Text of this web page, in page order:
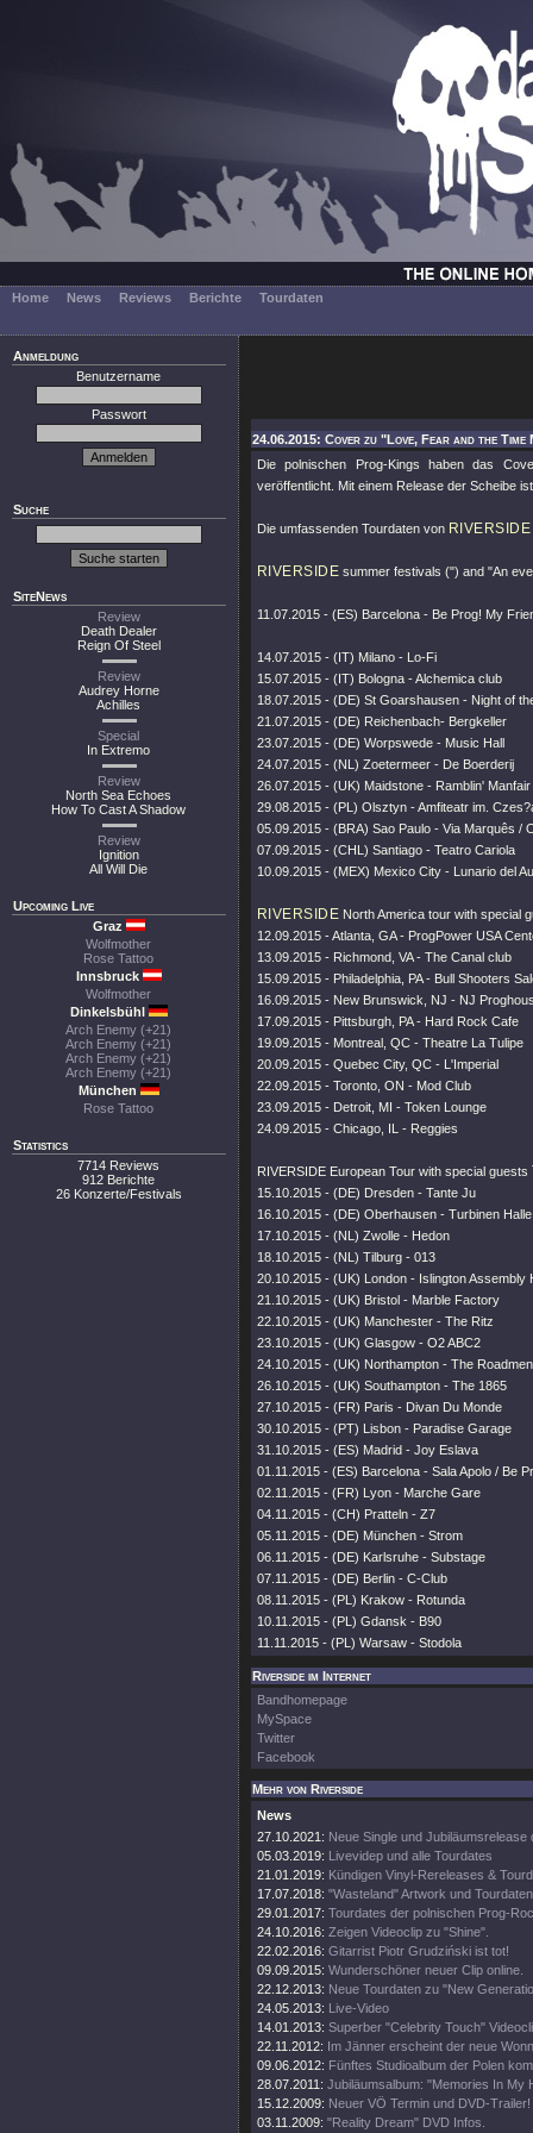
Home News Reviews Berichte Tourdaten
Anmeldung
Benutzername
Passwort
Suche
SiteNews
Review
Death Dealer
Reign Of Steel
Review
Audrey Horne
Achilles
Special
In Extremo
Review
North Sea Echoes
How To Cast A Shadow
Review
Ignition
All Will Die
Upcoming Live
Graz
Wolfmother
Rose Tattoo
Innsbruck
Wolfmother
Dinkelsbühl
Arch Enemy (+21)
Arch Enemy (+21)
Arch Enemy (+21)
Arch Enemy (+21)
München
Rose Tattoo
Statistics
7714 Reviews
912 Berichte
26 Konzerte/Festivals
24.06.2015: Cover zu "Love, Fear and the Time
Die polnischen Prog-Kings haben das
veröffentlicht. Mit einem Release der Scheibe
Die umfassenden Tourdaten von RIVERSIDE
RIVERSIDE summer festivals (") and "An
11.07.2015 - (ES) Barcelona - Be Prog! My
14.07.2015 - (IT) Milano - Lo-Fi
15.07.2015 - (IT) Bologna - Alchemica club
18.07.2015 - (DE) St Goarshausen - Night of
21.07.2015 - (DE) Reichenbach- Bergkeller
23.07.2015 - (DE) Worpswede - Music Hall
24.07.2015 - (NL) Zoetermeer - De Boerderij
26.07.2015 - (UK) Maidstone - Ramblin'
29.08.2015 - (PL) Olsztyn - Amfiteatr im.
05.09.2015 - (BRA) Sao Paulo - Via Marquês /
07.09.2015 - (CHL) Santiago - Teatro Cariola
10.09.2015 - (MEX) Mexico City - Lunario del
RIVERSIDE North America tour with special
12.09.2015 - Atlanta, GA - ProgPower USA
13.09.2015 - Richmond, VA - The Canal club
15.09.2015 - Philadelphia, PA - Bull Shooters
16.09.2015 - New Brunswick, NJ - NJ
17.09.2015 - Pittsburgh, PA - Hard Rock Cafe
19.09.2015 - Montreal, QC - Theatre La Tulipe
20.09.2015 - Quebec City, QC - L'Imperial
22.09.2015 - Toronto, ON - Mod Club
23.09.2015 - Detroit, MI - Token Lounge
24.09.2015 - Chicago, IL - Reggies
RIVERSIDE European Tour with special guests
15.10.2015 - (DE) Dresden - Tante Ju
16.10.2015 - (DE) Oberhausen - Turbinen
17.10.2015 - (NL) Zwolle - Hedon
18.10.2015 - (NL) Tilburg - 013
20.10.2015 - (UK) London - Islington Assembly
21.10.2015 - (UK) Bristol - Marble Factory
22.10.2015 - (UK) Manchester - The Ritz
23.10.2015 - (UK) Glasgow - O2 ABC2
24.10.2015 - (UK) Northampton - The
26.10.2015 - (UK) Southampton - The 1865
27.10.2015 - (FR) Paris - Divan Du Monde
30.10.2015 - (PT) Lisbon - Paradise Garage
31.10.2015 - (ES) Madrid - Joy Eslava
01.11.2015 - (ES) Barcelona - Sala Apolo / Be
02.11.2015 - (FR) Lyon - Marche Gare
04.11.2015 - (CH) Pratteln - Z7
05.11.2015 - (DE) München - Strom
06.11.2015 - (DE) Karlsruhe - Substage
07.11.2015 - (DE) Berlin - C-Club
08.11.2015 - (PL) Krakow - Rotunda
10.11.2015 - (PL) Gdansk - B90
11.11.2015 - (PL) Warsaw - Stodola
Riverside im Internet
Bandhomepage
MySpace
Twitter
Facebook
Mehr von Riverside
News
27.10.2021: Neue Single und Jubiläumsrelease
05.03.2019: Livevidep und alle Tourdates
21.01.2019: Kündigen Vinyl-Rereleases &
17.07.2018: "Wasteland" Artwork und Tourdaten
29.01.2017: Tourdates der polnischen Prog-
24.10.2016: Zeigen Videoclip zu "Shine".
22.02.2016: Gitarrist Piotr Grudziński ist tot!
09.09.2015: Wunderschöner neuer Clip online.
22.12.2013: Neue Tourdaten zu "New
24.05.2013: Live-Video
14.01.2013: Superber "Celebrity Touch"
22.11.2012: Im Jänner erscheint der neue
09.06.2012: Fünftes Studioalbum der Polen
28.07.2011: Jubiläumsalbum: "Memories In My
15.12.2009: Neuer VÖ Termin und DVD-Trailer!
03.11.2009: "Reality Dream" DVD Infos.